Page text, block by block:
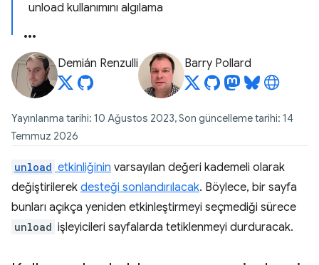
unload kullanımını algılama
Demián Renzulli Barry Pollard
Yayınlanma tarihi: 10 Ağustos 2023, Son güncelleme tarihi: 14
Temmuz 2026
unload etkinliğinin varsayılan değeri kademeli olarak
değiştirilerek desteği sonlandırılacak. Böylece, bir sayfa
bunları açıkça yeniden etkinleştirmeyi seçmediği sürece
unload işleyicileri sayfalarda tetiklenmeyi durduracak.